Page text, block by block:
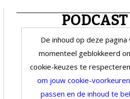
PODCAST
De inhoud op deze
momenteel geblokkeerd
cookie-keuzes te
om jouw cookie-
passen en de inhoud te